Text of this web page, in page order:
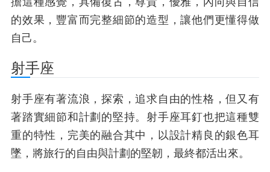
的效果，豐富而完整細節的造型，讓他們更懂得做
自己。
射手座
射手座有著流浪，探索，追求自由的性格，但又有
著踏實細節和計劃的堅持。射手座耳釘也把這種雙
重的特性，完美的融合其中，以設計精良的銀色耳
墜，將旅行的自由與計劃的堅韌，最終都活出來。